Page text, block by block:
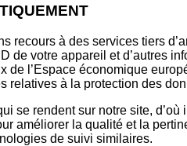
recours à des services tiers
de votre appareil et d’autres
l’Espace économique
relatives à la protection des
se rendent sur notre site,
améliorer la qualité et la
de suivi similaires.